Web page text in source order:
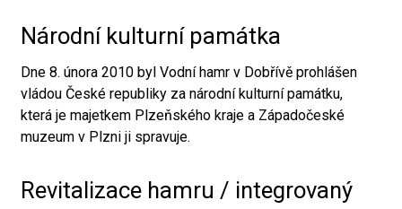
Národní kulturní památka
Dne 8. února 2010 byl Vodní hamr v Dobřívě prohlášen
vládou České republiky za národní kulturní památku,
která je majetkem Plzeňského kraje a Západočeské
muzeum v Plzni ji spravuje.
Revitalizace hamru / integrovaný